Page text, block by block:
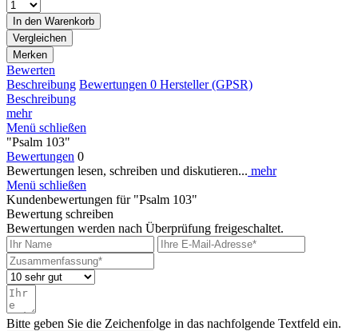
In den Warenkorb
Vergleichen
Merken
Bewerten
Beschreibung Bewertungen 0 Hersteller (GPSR)
Beschreibung
mehr
Menü schließen
"Psalm 103"
Bewertungen 0
Bewertungen lesen, schreiben und diskutieren... mehr
Menü schließen
Kundenbewertungen für "Psalm 103"
Bewertung schreiben
Bewertungen werden nach Überprüfung freigeschaltet.
Bitte geben Sie die Zeichenfolge in das nachfolgende Textfeld ein.